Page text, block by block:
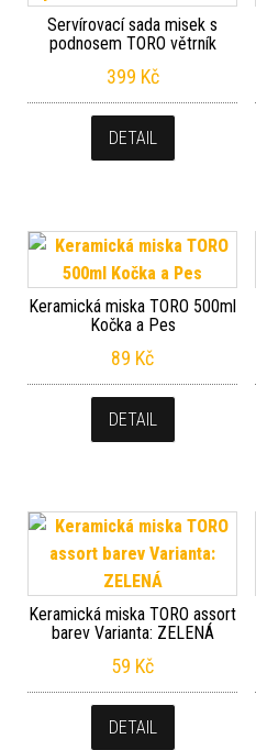
Servírovací sada misek s
podnosem TORO větrník
399 Kč
DETAIL
Keramická miska TORO 500ml
Kočka a Pes
89 Kč
DETAIL
Keramická miska TORO assort
barev Varianta: ZELENÁ
59 Kč
DETAIL